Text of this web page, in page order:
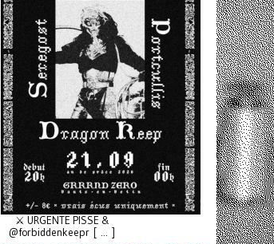
⚔️ URGENTE PISSE &
@forbiddenkeepr [ ... ]